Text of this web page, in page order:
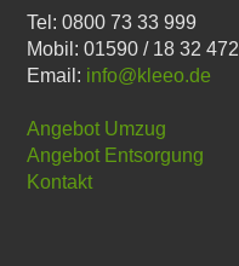
Tel: 0800 73 33 999
Mobil: 01590 / 18 32 472
Email: info@kleeo.de
Angebot Umzug
Angebot Entsorgung
Kontakt